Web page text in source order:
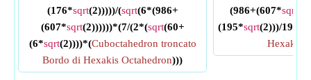
(176*sqrt(2)))))/(sqrt(6*(986+
(607*sqrt(2))))))*(7/(2*(sqrt(60+
(6*sqrt(2))))*(Cuboctahedron troncato
Bordo di Hexakis Octahedron)))
(986+(607*sqrt
(195*sqrt(2)))/
Hexakis